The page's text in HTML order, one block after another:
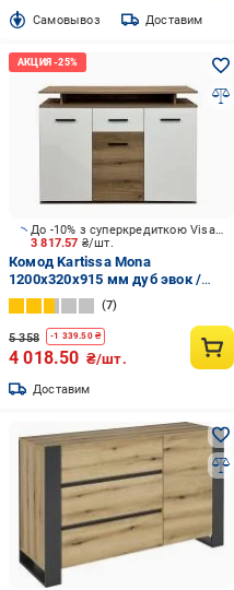
Cамовывоз Доставим
3 817.57 ₴/шт.
До -10% з суперкредиткою Visa Вигода
Комод Kartissa Mona
1200x320x915 мм дуб эвок /
белый матовый
7
5 358 -1 339.50₴
4 018.50 ₴/шт.
Доставим